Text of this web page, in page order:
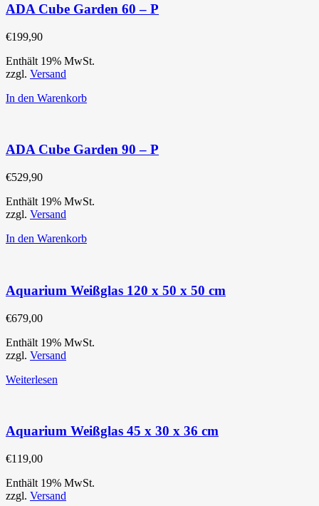
ADA Cube Garden 60 – P
€199,90
Enthält 19% MwSt.
zzgl. Versand
In den Warenkorb
ADA Cube Garden 90 – P
€529,90
Enthält 19% MwSt.
zzgl. Versand
In den Warenkorb
Aquarium Weißglas 120 x 50 x 50 cm
€679,00
Enthält 19% MwSt.
zzgl. Versand
Weiterlesen
Aquarium Weißglas 45 x 30 x 36 cm
€119,00
Enthält 19% MwSt.
zzgl. Versand